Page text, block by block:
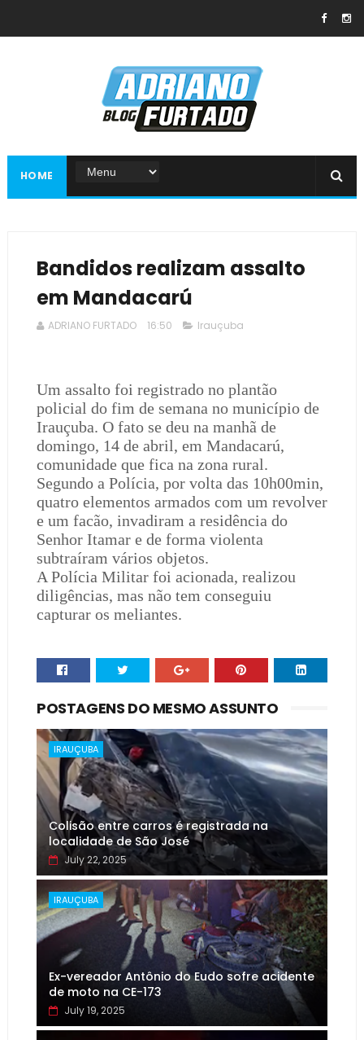
HOME
Bandidos realizam assalto
em Mandacarú
ADRIANO FURTADO 16:50 Irauçuba
Um assalto foi registrado no plantão
policial do fim de semana no município de
Irauçuba. O fato se deu na manhã de
domingo, 14 de abril, em Mandacarú,
comunidade que fica na zona rural.
Segundo a Polícia, por volta das 10h00min,
quatro elementos armados com um revolver
e um facão, invadiram a residência do
Senhor Itamar e de forma violenta
subtraíram vários objetos.
A Polícia Militar foi acionada, realizou
diligências, mas não tem conseguiu
capturar os meliantes.
POSTAGENS DO MESMO ASSUNTO
IRAUÇUBA
Colisão entre carros é registrada na
localidade de São José
July 22, 2025
IRAUÇUBA
Ex-vereador Antônio do Eudo sofre acidente
de moto na CE-173
July 19, 2025